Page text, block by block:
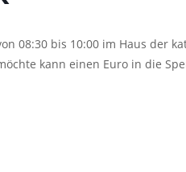
08:30 bis 10:00 im Haus der
kann einen Euro in die